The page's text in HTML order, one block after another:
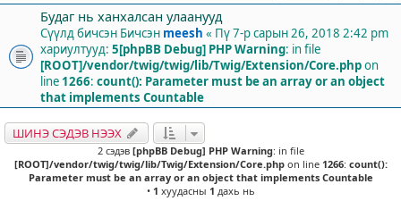
Будаг нь ханхалсан улаанууд
Сүүлд бичсэн Бичсэн meesh « Пү 7-р сарын 26, 2018 2:42 pm
хариултууд: 5[phpBB Debug] PHP Warning: in file
[ROOT]/vendor/twig/twig/lib/Twig/Extension/Core.phpon
line 1266: count(): Parameter must be an array or an object
that implements Countable
ШИНЭ СЭДЭВ НЭЭХ
2 сэдэв [phpBB Debug] PHP Warning: in file
[ROOT]/vendor/twig/twig/lib/Twig/Extension/Core.phpon line 1266: count():
Parameter must be an array or an object that implements Countable
• 1 хуудасны 1 дахь нь